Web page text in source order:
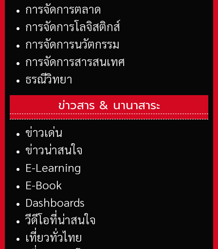
การจัดการตลาด
การจัดการโลจิสติกส์
การจัดการนวัตกรรม
การจัดการสารสนเทศ
ธรณีวิทยา
ข่าวสาร & นานาสาระ
ข่าวเด่น
ข่าวน่าสนใจ
E-Learning
E-Book
Dashboards
วีดีโอที่น่าสนใจ
เที่ยวทั่วไทย